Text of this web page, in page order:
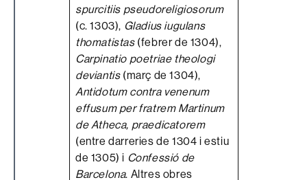
spurcitiis pseudoreligiosorum
(c. 1303), Gladius iugulans
thomatistas (febrer de 1304),
Carpinatio poetriae theologi
deviantis (març de 1304),
Antidotum contra venenum
effusum per fratrem Martinum
de Atheca, praedicatorem
(entre darreries de 1304 i estiu
de 1305) i Confessió de
Barcelona. Altres obres